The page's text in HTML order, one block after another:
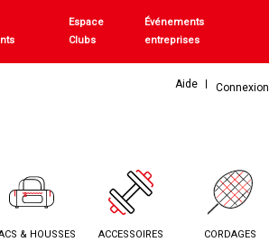
Espace
Clubs
Événements
entreprises
Aide Connexion
& HOUSSES ACCESSOIRES CORDAGES